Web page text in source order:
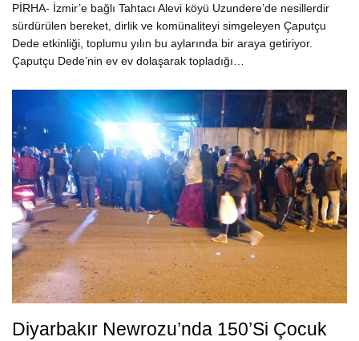
PİRHA- İzmir’e bağlı Tahtacı Alevi köyü Uzundere’de nesillerdir
sürdürülen bereket, dirlik ve komünaliteyi simgeleyen Çaputçu
Dede etkinliği, toplumu yılın bu aylarında bir araya getiriyor.
Çaputçu Dede’nin ev ev dolaşarak topladığı…
Diyarbakır Newrozu’nda 150’si Çocuk